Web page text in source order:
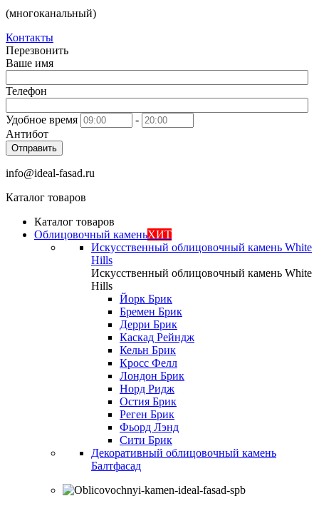
(многоканальный)
Контакты
Перезвонить
Ваше имя
Телефон
Удобное время
-
Антибот
Отправить
info@ideal-fasad.ru
Каталог товаров
Каталог товаров
Облицовочный каменьХИТ
Искусственный облицовочный камень White
Hills
Искусственный облицовочный камень White
Hills
Йорк Брик
Бремен Брик
Дерри Брик
Каскад Рейндж
Кельн Брик
Кросс Фелл
Лондон Брик
Норд Ридж
Остия Брик
Реген Брик
Фьорд Лэнд
Сити Брик
Декоративный облицовочный камень
Балтфасад